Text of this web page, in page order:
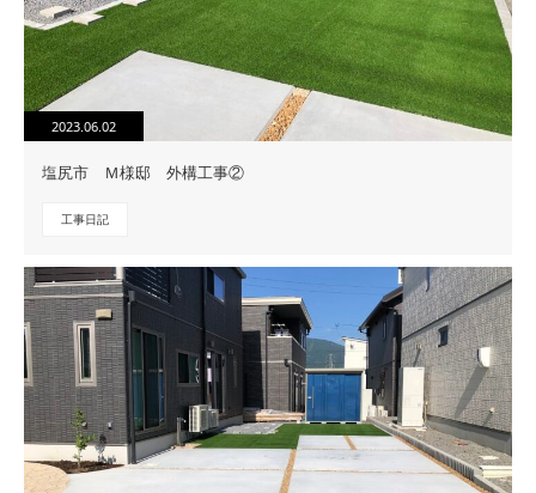
2023.06.02
塩尻市 Ｍ様邸 外構工事②
工事日記